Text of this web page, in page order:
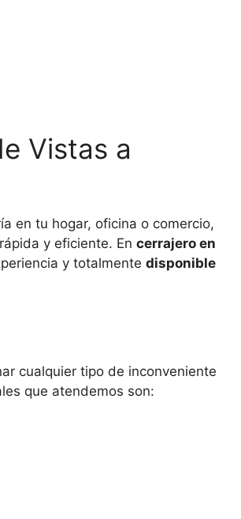
Vistas a
en tu hogar, oficina o comercio,
y eficiente. En cerrajero en
y totalmente disponible
cualquier tipo de inconveniente
que atendemos son: